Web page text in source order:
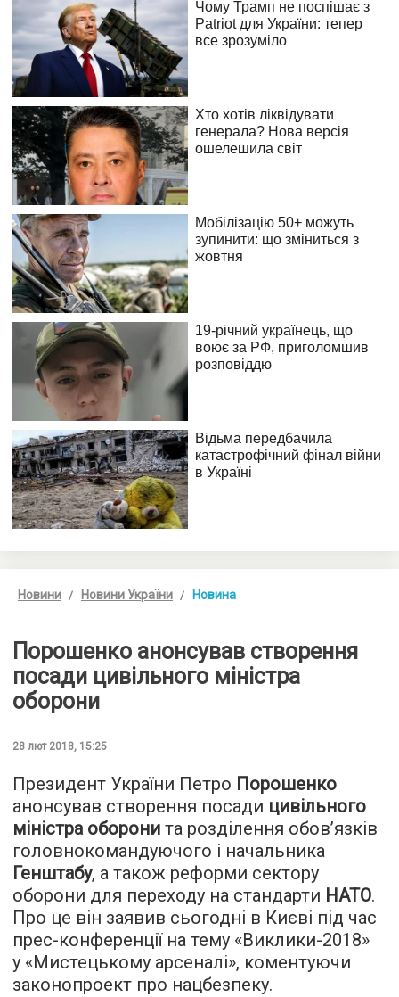
Новини Новини України Новина
Порошенко анонсував створення
посади цивільного міністра
оборони
28 лют 2018, 15:25
Президент України Петро Порошенко
анонсував створення посади цивільного
міністра оборони та розділення обов’язків
головнокомандуючого і начальника
Генштабу, а також реформи сектору
оборони для переходу на стандарти НАТО.
Про це він заявив сьогодні в Києві під час
прес-конференції на тему «Виклики-2018»
у «Мистецькому арсеналі», коментуючи
законопроект про нацбезпеку.